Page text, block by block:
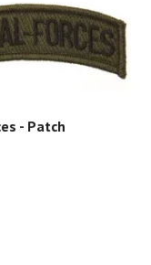
- Patch